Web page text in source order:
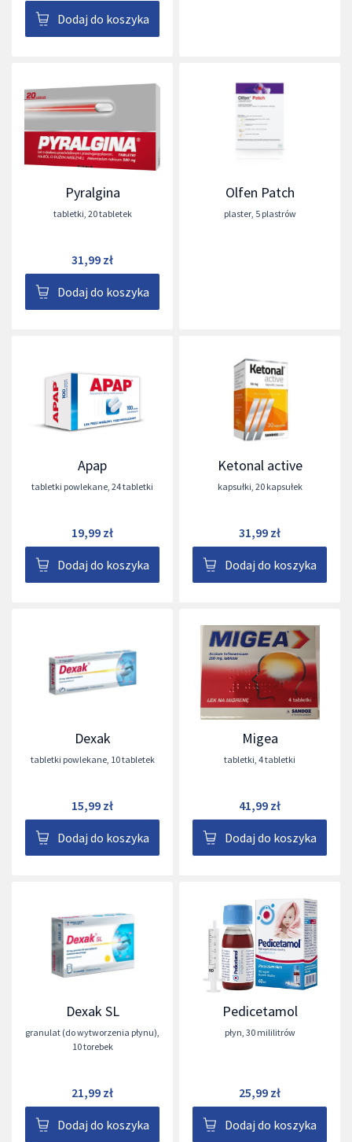
Dodaj do koszyka
Pyralgina
tabletki 20 tabletek
31,99 zł
Dodaj do koszyka
Olfen Patch
plaster, 5 plastrów
Apap
tabletki powlekane 24 tabletki
19,99 zł
Dodaj do koszyka
Ketonal active
kapsułki 20 kapsułek
31,99 zł
Dodaj do koszyka
Dexak
tabletki powlekane, 10 tabletek
15,99 zł
Dodaj do koszyka
Migea
tabletki 4 tabletki
41,99 zł
Dodaj do koszyka
Dexak SL
granulat (do wytworzenia płynu)
10 torebek
21,99 zł
Dodaj do koszyka
Pedicetamol
płyn 30 mililitrów
25,99 zł
Dodaj do koszyka